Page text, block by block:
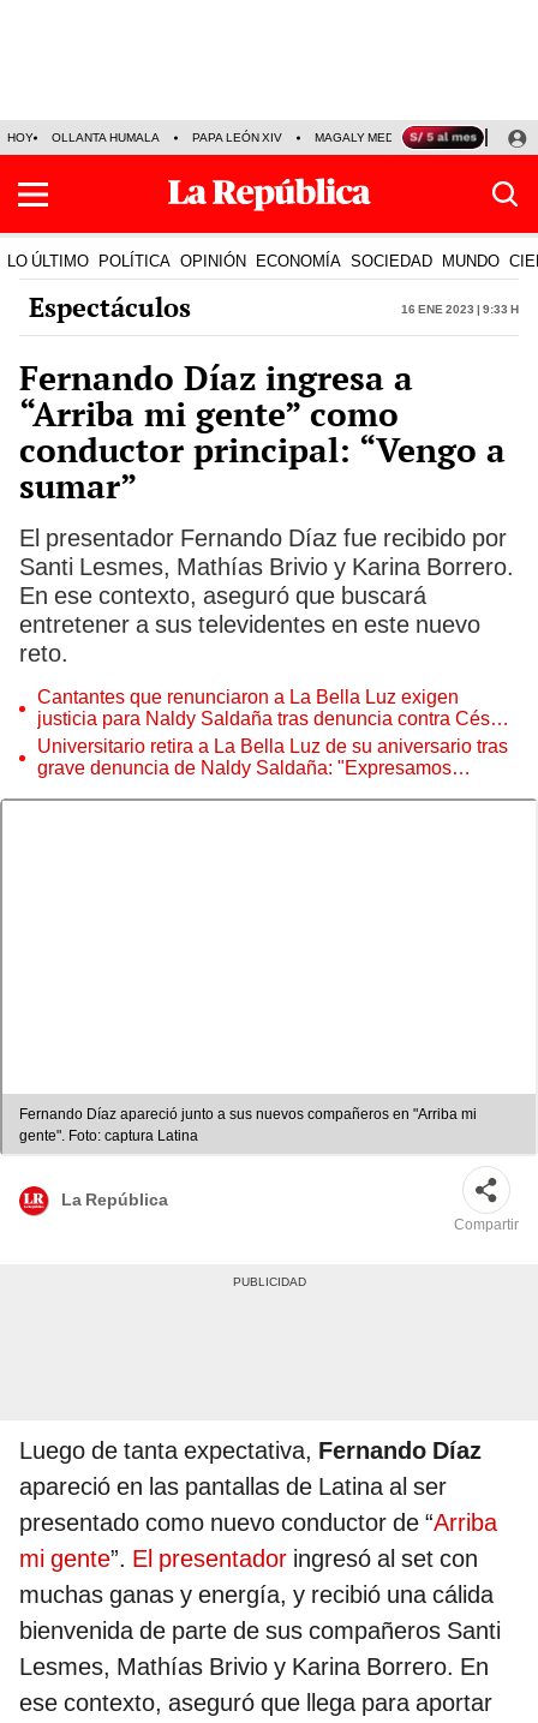
HOY OLLANTA HUMALA PAPA LEÓN XIV MAGALY MEDINA LA BELLA LUZ
LO ÚLTIMO POLÍTICA OPINIÓN ECONOMÍA SOCIEDAD MUNDO
Espectáculos 16 Ene 2023 | 9:33 h
Fernando Díaz ingresa a
“Arriba mi gente” como
conductor principal: “Vengo a
sumar”
El presentador Fernando Díaz fue recibido por
Santi Lesmes, Mathías Brivio y Karina Borrero.
En ese contexto, aseguró que buscará
entretener a sus televidentes en este nuevo
reto.
Cantantes que renunciaron a La Bella Luz exigen
justicia para Naldy Saldaña tras denuncia contra César
Sánchez Chavesta: “Merece la cárcel”
Universitario retira a La Bella Luz de su aniversario tras
grave denuncia de Naldy Saldaña: "Expresamos
Fernando Díaz apareció junto a sus nuevos compañeros en "Arriba mi
gente". Foto: captura Latina
La República
Compartir
Luego de tanta expectativa, Fernando Díaz
apareció en las pantallas de Latina al ser
presentado como nuevo conductor de “Arriba
mi gente”. El presentador ingresó al set con
muchas ganas y energía, y recibió una cálida
bienvenida de parte de sus compañeros Santi
Lesmes, Mathías Brivio y Karina Borrero. En
ese contexto, aseguró que llega para aportar